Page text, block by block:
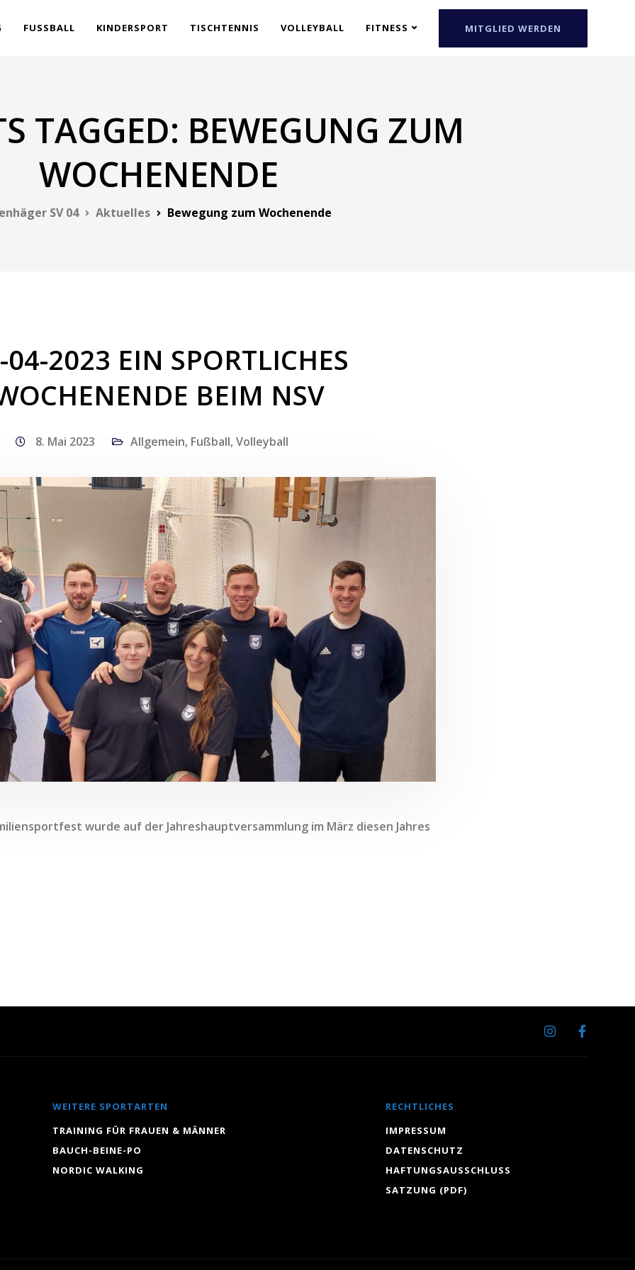
FUSSBALL KINDERSPORT TISCHTENNIS VOLLEYBALL FITNESS MITGLIED WERDEN
TAGGED: BEWEGUNG ZUM
WOCHENENDE
SV 04 Aktuelles Bewegung zum Wochenende
2023 EIN SPORTLICHES
BEIM NSV
8. Mai 2023 Allgemein, Fußball,Volleyball
wurde auf der Jahreshauptversammlung im März diesen Jahres
WEITERE SPORTARTEN
TRAINING FÜR FRAUEN & MÄNNER
BAUCH-BEINE-PO
NORDIC WALKING
RECHTLICHES
IMPRESSUM
DATENSCHUTZ
HAFTUNGSAUSSCHLUSS
SATZUNG (PDF)